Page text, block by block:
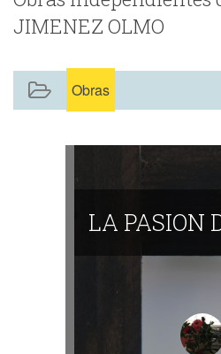
JIMENEZ OLMO
Obras
LA PASION